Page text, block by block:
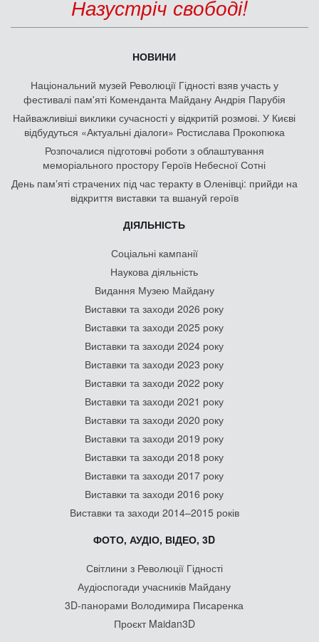
Назустріч свободі!
НОВИНИ
Національний музей Революції Гідності взяв участь у
фестивалі пам'яті Коменданта Майдану Андрія Парубія
Найважливіші виклики сучасності у відкритій розмові. У Києві
відбудуться «Актуальні діалоги» Ростислава Прокопюка
Розпочалися підготовчі роботи з облаштування
меморіального простору Героїв Небесної Сотні
День памʼяті страчених під час теракту в Оленівці: прийди на
відкриття виставки та вшануй героїв
ДІЯЛЬНІСТЬ
Соціальні кампанії
Наукова діяльність
Видання Музею Майдану
Виставки та заходи 2026 року
Виставки та заходи 2025 року
Виставки та заходи 2024 року
Виставки та заходи 2023 року
Виставки та заходи 2022 року
Виставки та заходи 2021 року
Виставки та заходи 2020 року
Виставки та заходи 2019 року
Виставки та заходи 2018 року
Виставки та заходи 2017 року
Виставки та заходи 2016 року
Виставки та заходи 2014–2015 років
ФОТО, АУДІО, ВІДЕО, 3D
Світлини з Революції Гідності
Аудіоспогади учасників Майдану
3D-панорами Володимира Писаренка
Проєкт Maidan3D